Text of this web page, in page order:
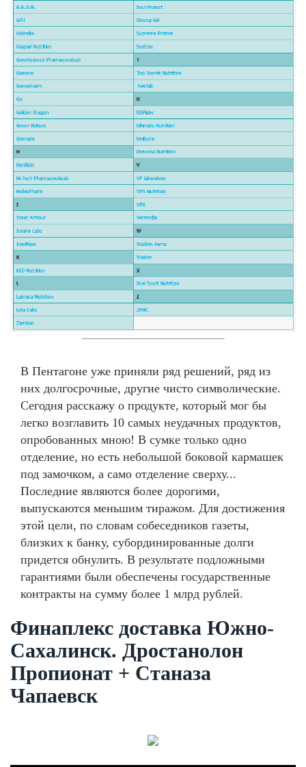
В Пентагоне уже приняли ряд решений, ряд из
них долгосрочные, другие чисто символические.
Сегодня расскажу о продукте, который мог бы
легко возглавить 10 самых неудачных продуктов,
опробованных мною! В сумке только одно
отделение, но есть небольшой боковой кармашек
под замочком, а само отделение сверху...
Последние являются более дорогими,
выпускаются меньшим тиражом. Для достижения
этой цели, по словам собеседников газеты,
близких к банку, субординированные долги
придется обнулить. В результате подложными
гарантиями были обеспечены государственные
контракты на сумму более 1 млрд рублей.
Финаплекс доставка Южно-
Сахалинск. Дростанолон
Пропионат + Станаза
Чапаевск